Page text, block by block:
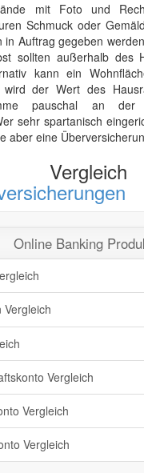
mit Foto und
Schmuck oder
in Auftrag gegeben
sollten außerhalb des
kann ein
wird der Wert des
pauschal an der
sehr spartanisch
aber eine
Online Banking
Vergleich
Vergleich
Vergleich
Vergleich